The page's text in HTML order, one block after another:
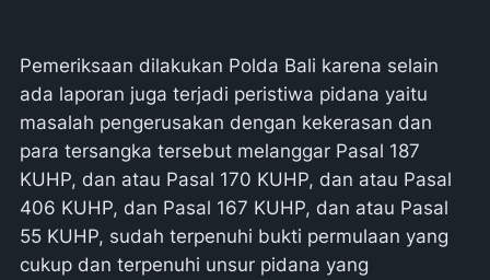
Pemeriksaan dilakukan Polda Bali karena selain
ada laporan juga terjadi peristiwa pidana yaitu
masalah pengerusakan dengan kekerasan dan
para tersangka tersebut melanggar Pasal 187
KUHP, dan atau Pasal 170 KUHP, dan atau Pasal
406 KUHP, dan Pasal 167 KUHP, dan atau Pasal
55 KUHP, sudah terpenuhi bukti permulaan yang
cukup dan terpenuhi unsur pidana yang